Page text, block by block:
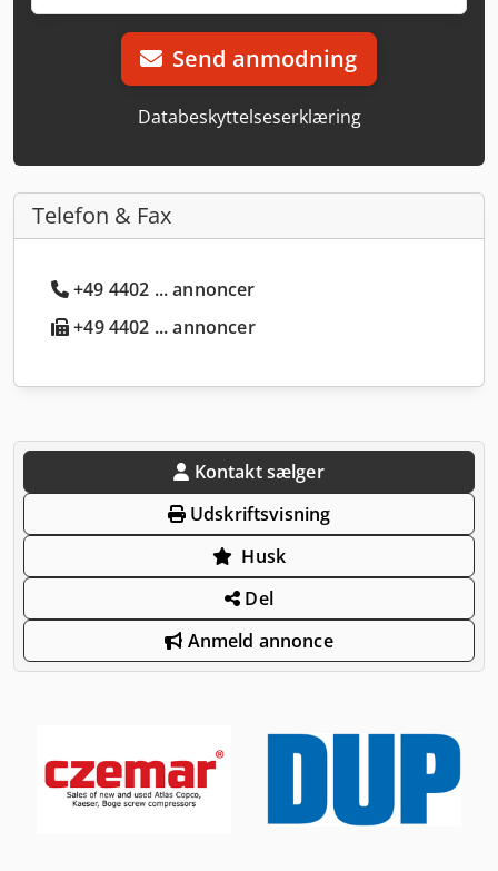
Send anmodning
Databeskyttelseserklæring
Telefon & Fax
+49 4402 ... annoncer
+49 4402 ... annoncer
Kontakt sælger
Udskriftsvisning
Husk
Del
Anmeld annonce